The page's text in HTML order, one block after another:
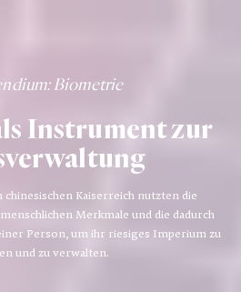
: Biometrie
Instrument zur
chinesischen Kaiserreich nutzten die
Merkmale und die dadurch
Person, um ihr riesiges Imperium zu
und zu verwalten.